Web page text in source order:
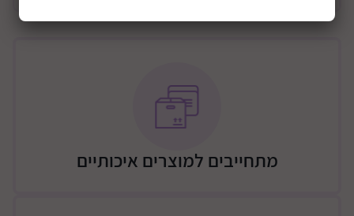
מתאים לילדות לילדים בני 4 ומעלה.
ומעצים את יכולות הביטוי היצירתי ואת המוטוריקה העדינה.
מתחייבים למוצרים איכותיים